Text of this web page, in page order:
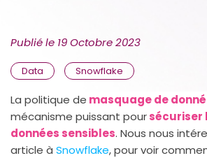
Publié le 19 Octobre 2023
Data Snowflake
La politique de masquage de
mécanisme puissant poursécuriser
données sensibles. Nous nous
article à Snowflake, pour voir